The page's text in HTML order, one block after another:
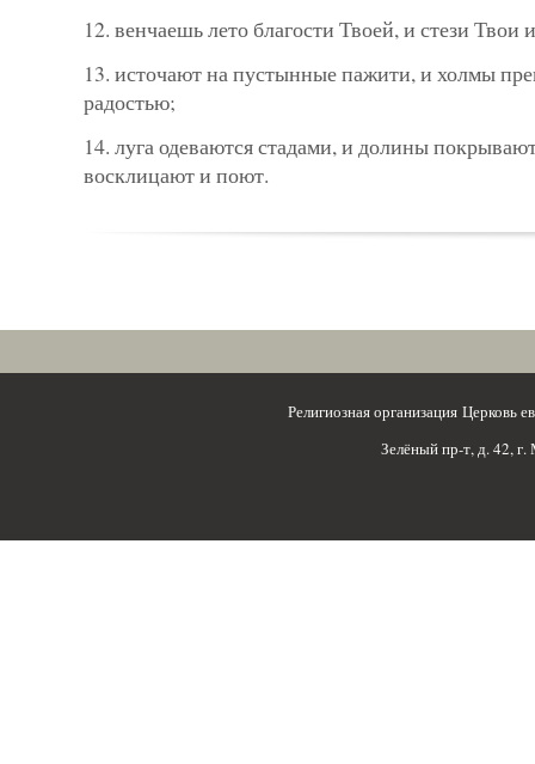
12. венчаешь лето благости Твоей, и стези Твои
13. источают на пустынные пажити, и холмы
радостью;
14. луга одеваются стадами, и долины
восклицают и поют.
Религиозная организация
Зелёный пр-т, д. 42,